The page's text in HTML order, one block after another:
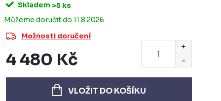
Skladem >5 ks
11.8.2026
Možnosti doručení
4 480 Kč
cena:
VLOŽIT DO KOŠÍKU